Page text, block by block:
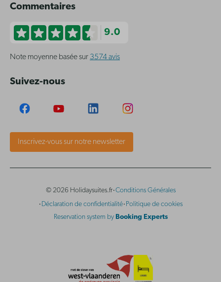
Commentaires
9.0
Note moyenne basée sur 3574 avis
Suivez-nous
Inscrivez-vous sur notre newsletter
© 2026 Holidaysuites.fr·Conditions Générales
· Déclaration de confidentialité· Politique de cookies
Reservation system by Booking Experts